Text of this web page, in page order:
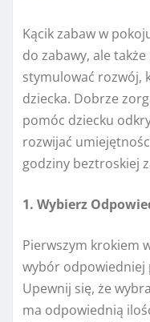
Kącik zabaw w
do zabawy, ale
stymulować rozwój,
dziecka. Dobrze
pomóc dziecku
rozwijać
godziny beztroskiej
1. Wybierz
Pierwszym krokiem
wybór odpowiedniej
Upewnij się, że
ma odpowiednią